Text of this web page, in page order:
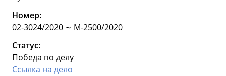
Номер:
02-3024/2020 ∼ М-2500/2020
Статус:
Победа по делу
Ссылка на дело